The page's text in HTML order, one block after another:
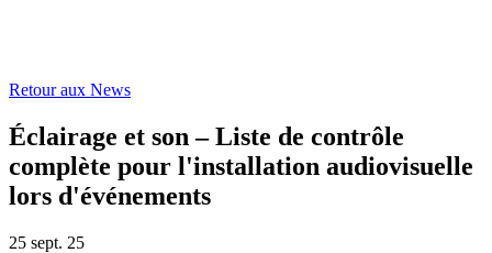
Retour aux News
Éclairage et son – Liste de contrôle
complète pour l'installation audiovisuelle
lors d'événements
25 sept. 25